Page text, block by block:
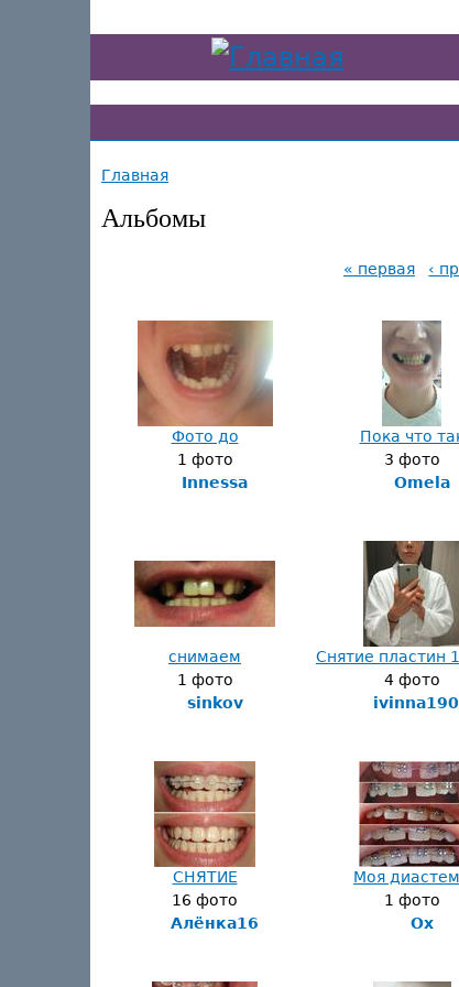
Главная
Альбомы
« первая ‹
Фото до
1 фото
Innessa
Пока что
3 фото
Omela
снимаем
1 фото
sinkov
Снятие пластин
4 фото
СНЯТИЕ
16 фото
Алёнка16
Моя
1 фото
Ox